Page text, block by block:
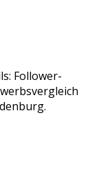
Follower-
.